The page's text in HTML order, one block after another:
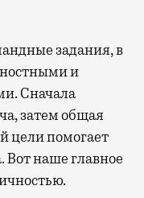
задания, в
и
Сначала
затем общая
цели помогает
Вот наше главное